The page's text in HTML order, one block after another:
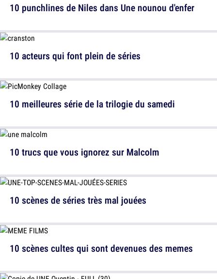
10 acteurs qui font plein de séries
10 trucs que vous ignorez sur Malcolm
10 scènes cultes qui sont devenues des memes
10 punchlines de Niles dans Une nounou d'enfer
10 meilleures série de la trilogie du samedi
10 scènes de séries très mal jouées